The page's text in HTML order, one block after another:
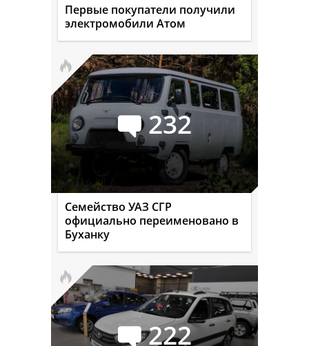
Первые покупатели получили
электромобили Атом
232
Семейство УАЗ СГР
официально переименовано в
Буханку
222